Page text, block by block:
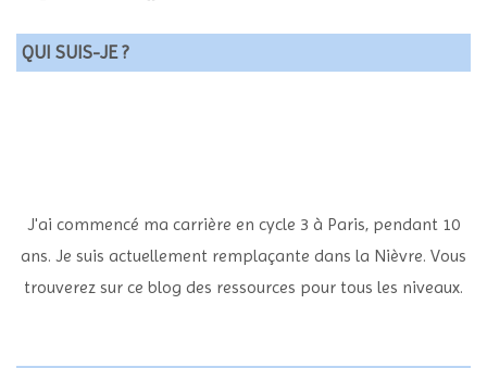
QUI SUIS-JE ?
J'ai commencé ma carrière en cycle 3 à Paris, pendant 10
ans. Je suis actuellement remplaçante dans la Nièvre. Vous
trouverez sur ce blog des ressources pour tous les niveaux.